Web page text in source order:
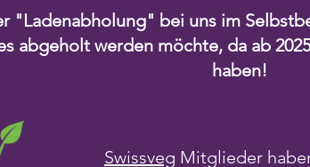
"Ladenabholung" bei uns im
abgeholt werden möchte, da ab
haben!
Swissveg Mitglieder